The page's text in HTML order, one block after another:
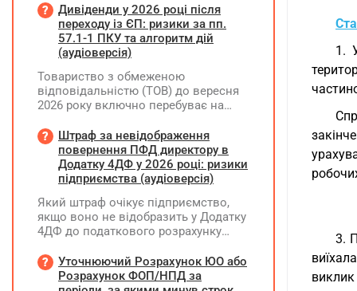
1.
3.
виклик
карткового рахунку працівника та
підтвердження таких операцій
первинними документами, належать
до компетенції Мінфіну
Дивіденди у 2026 році після
переходу із ЄП: ризики за пп.
57.1-1 ПКУ та алгоритм дій
(аудіоверсія)
Товариство з обмеженою
відповідальністю (ТОВ) до вересня
2026 року включно перебуває на
(єдиний податок, 3 група, ставка 5%,
неплатник ПДВ). З 1 жовтня 2026
року підприємство переходить на
загальну систему оподаткування
прибуток). За результатами
діяльності у періоді 2024–2025 років
(під час перебування на спрощеній
чистий прибуток, сума
нерозподіленого прибутку в балансі
Штраф за невідображення
повернення ПФД директору в
Додатку 4ДФ у 2026 році: ризики
підприємства (аудіоверсія)
Який штраф очікує підприємство,
якщо воно не відобразить у Додатку
4ДФ до податкового розрахунку
допомоги (ПФД) директору?
Уточнюючий Розрахунок ЮО або
Розрахунок ФОП/НПД за